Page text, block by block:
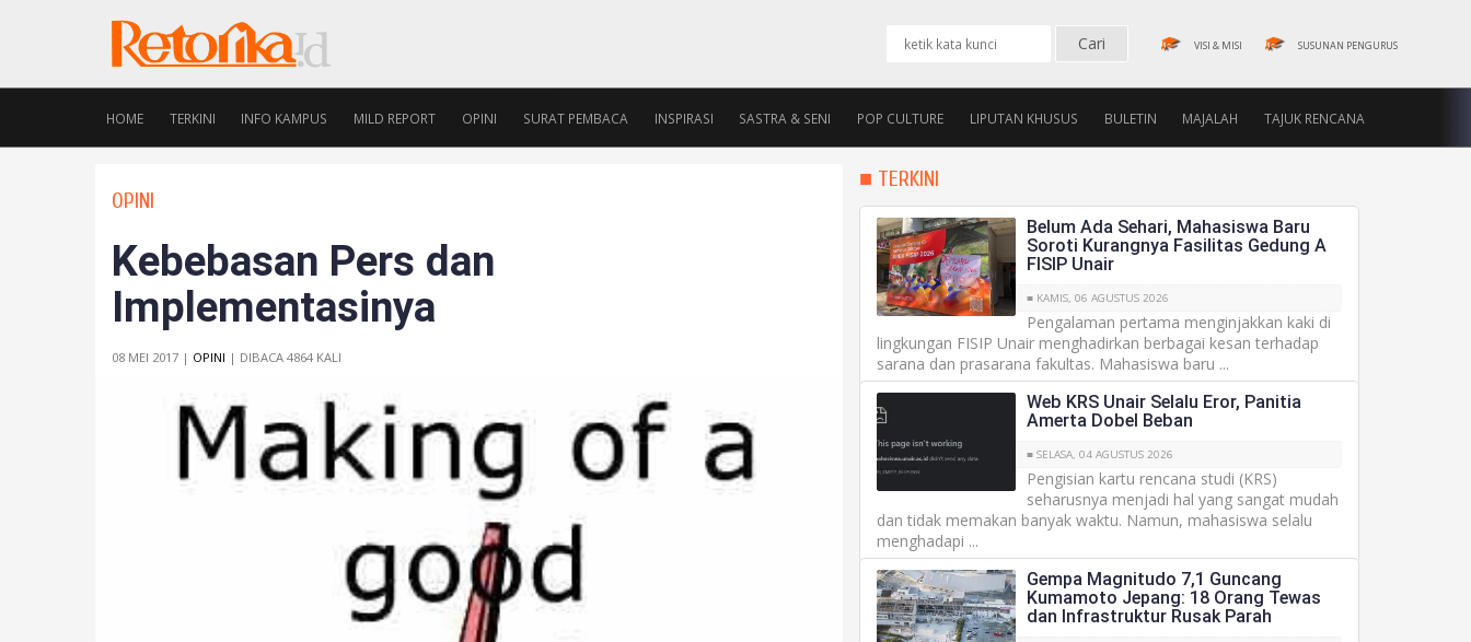
VISI & MISI SUSUNAN PENGURUS
HOME TERKINI INFO KAMPUS MILD REPORT OPINI SURAT PEMBACA INSPIRASI SASTRA & SENI POP CULTURE LIPUTAN KHUSUS BULETIN MAJALAH TAJUK RENCANA
OPINI
Kebebasan Pers dan
Implementasinya
08 MEI 2017 | OPINI | DIBACA 4864 KALI
■ TERKINI
Belum Ada Sehari, Mahasiswa Baru
Soroti Kurangnya Fasilitas Gedung A
FISIP Unair
■ KAMIS, 06 AGUSTUS 2026
Pengalaman pertama menginjakkan kaki di
lingkungan FISIP Unair menghadirkan berbagai kesan terhadap
sarana dan prasarana fakultas. Mahasiswa baru ...
Web KRS Unair Selalu Eror, Panitia
Amerta Dobel Beban
■ SELASA, 04 AGUSTUS 2026
Pengisian kartu rencana studi (KRS)
seharusnya menjadi hal yang sangat mudah
dan tidak memakan banyak waktu. Namun, mahasiswa selalu
menghadapi ...
Gempa Magnitudo 7,1 Guncang
Kumamoto Jepang: 18 Orang Tewas
dan Infrastruktur Rusak Parah